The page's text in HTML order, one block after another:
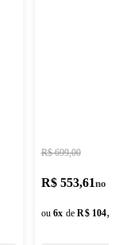
R$ 699,00
R$ 553,61
ou6x de R$